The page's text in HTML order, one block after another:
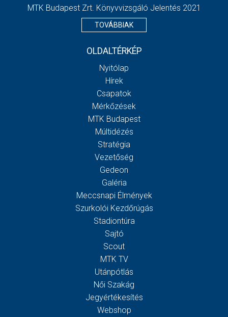
MTK Budapest Zrt. Könyvvizsgáló Jelentés 2021
TOVÁBBIAK
OLDALTÉRKÉP
Nyitólap
Hírek
Csapatok
Mérkőzések
MTK Budapest
Múltidézés
Stratégia
Vezetőség
Gedeon
Galéria
Meccsnapi Élmények
Szurkolói Kezdőrúgás
Stadiontúra
Sajtó
Scout
MTK TV
Utánpótlás
Női Szakág
Jegyértékesítés
Webshop